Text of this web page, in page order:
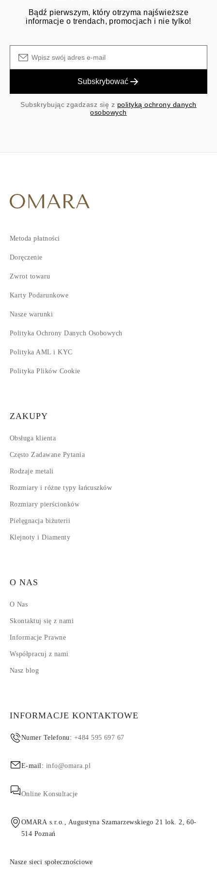
Bądź pierwszym, który otrzyma najświeższe
informacje o trendach, promocjach i nie tylko!
Subskrybować
Subskrybując zgadzasz się z polityką ochrony danych
osobowych
Metoda płatności
Doręczenie
Zwrot towaru
Karty Podarunkowe
Nasze warunki
Polityka Ochrony Danych Osobowych
Polityka AML i KYC
Polityka Plików Cookie
ZAKUPY
Obsługa klienta
Często Zadawane Pytania
Rodzaje metali
Rozmiary i różne typy łańcuszków
Rozmiary pierścionków
Pielęgnacja biżuterii
Klejnoty i Diamenty
O NAS
O Nas
Skontaktuj się z nami
Informacje Prawne
Współpracuj z nami
Nasz blog
INFORMACJE KONTAKTOWE
Numer Telefonu: +484 595 697 67
E-mail: info@omara.pl
Online Konsultacje
OMARA s.r.o., Augustyna Szamarzewskiego 21 lok. 2, 60-
514 Poznań
Nasze sieci społecznościowe